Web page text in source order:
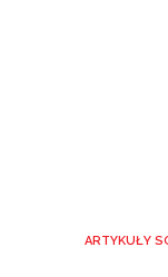
ARTYKUŁY